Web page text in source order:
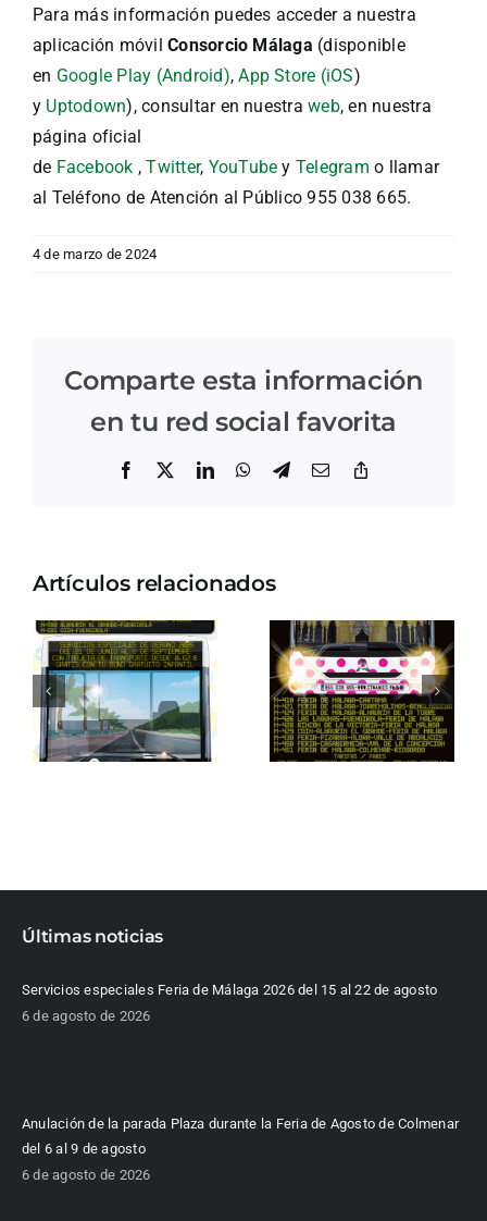
Para más información puedes acceder a nuestra
aplicación móvilConsorcio Málaga (disponible
en Google Play (Android),App Store (iOS)
y Uptodown), consultar en nuestraweb, en nuestra
página oficial
de Facebook ,Twitter, YouTube y Telegramo llamar
al Teléfono de Atención al Público 955 038 665.
4 de marzo de 2024
Comparte esta información
en tu red social favorita
Facebook LinkedInWhatsApp
Telegram
Correo
Artículos relacionados
Últimas noticias
Servicios especiales Feria de Málaga 2026 del 15 al 22 de agosto
6 de agosto de 2026
Anulación de la parada Plaza durante la Feria de Agosto de Colmenar
del 6 al 9 de agosto
6 de agosto de 2026